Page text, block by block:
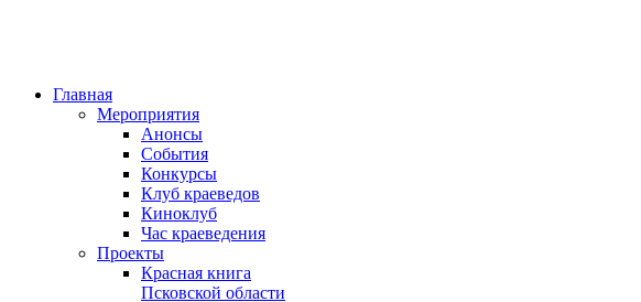
Главная
Мероприятия
Анонсы
События
Конкурсы
Клуб краеведов
Киноклуб
Час краеведения
Проекты
Красная книга
Псковской области